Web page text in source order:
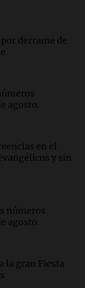
derrame de
frío extremo
de la décima
al COVID
tras la muerte
luz en San
nueva
35,5% de
a
derrame de
agosto.
en el
y sin
números
agosto.
la gran Fiesta